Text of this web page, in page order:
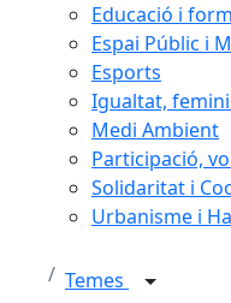
Educació i
Espai Públic i
Esports
Igualtat,
Medi Ambient
Participació,
Solidaritat i
Urbanisme i
Temes